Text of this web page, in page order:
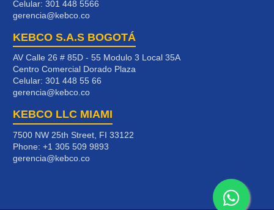
Celular: 301 448 5566
gerencia@kebco.co
KEBCO S.A.S BOGOTÁ
AV Calle 26 # 85D - 55 Modulo 3 Local 35A
Centro Comercial Dorado Plaza
Celular: 301 448 55 66
gerencia@kebco.co
KEBCO LLC MIAMI
7500 NW 25th Street, FI 33122
Phone: +1 305 509 9893
gerencia@kebco.co